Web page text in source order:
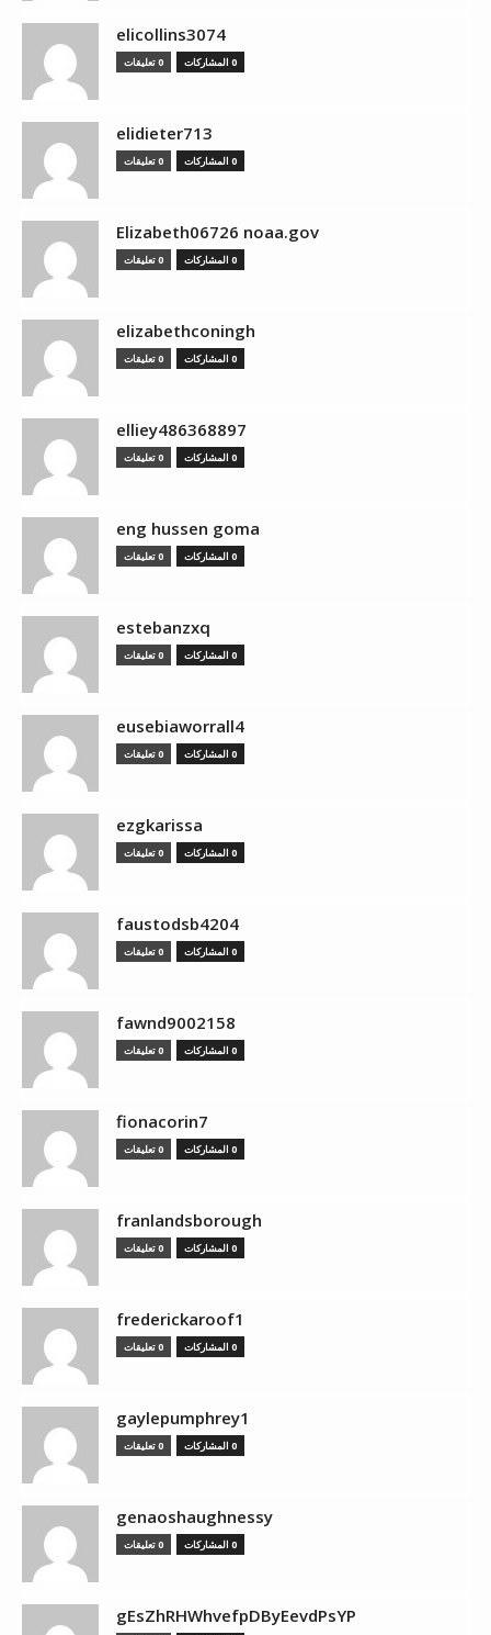
elicollins3074
0 المشاركات 0 تعليقات
elidieter713
0 المشاركات 0 تعليقات
Elizabeth06726 noaa.gov
0 المشاركات 0 تعليقات
elizabethconingh
0 المشاركات 0 تعليقات
elliey486368897
0 المشاركات 0 تعليقات
eng hussen goma
0 المشاركات 0 تعليقات
estebanzxq
0 المشاركات 0 تعليقات
eusebiaworrall4
0 المشاركات 0 تعليقات
ezgkarissa
0 المشاركات 0 تعليقات
faustodsb4204
0 المشاركات 0 تعليقات
fawnd9002158
0 المشاركات 0 تعليقات
fionacorin7
0 المشاركات 0 تعليقات
franlandsborough
0 المشاركات 0 تعليقات
frederickaroof1
0 المشاركات 0 تعليقات
gaylepumphrey1
0 المشاركات 0 تعليقات
genaoshaughnessy
0 المشاركات 0 تعليقات
gEsZhRHWhvefpDByEevdPsYP